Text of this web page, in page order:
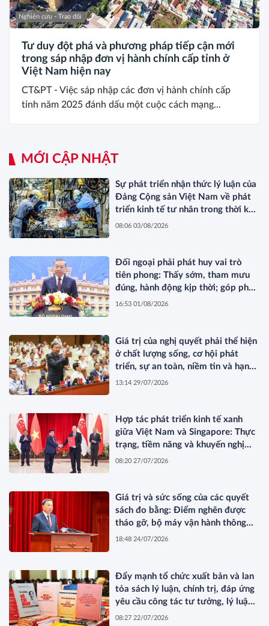
Nghiên cứu - Trao đổi
Tư duy đột phá và phương pháp tiếp cận mới
trong sáp nhập đơn vị hành chính cấp tỉnh ở
Việt Nam hiện nay
CT&PT - Việc sáp nhập các đơn vị hành chính cấp
tỉnh năm 2025 đánh dấu một cuộc cách mạng...
MỚI CẬP NHẬT
Sự phát triển nhận thức lý luận của
Đảng Cộng sản Việt Nam về phát
triển kinh tế tư nhân trong thời kỳ
đổi mới
08:06 03/08/2026
Đối ngoại phải phát huy vai trò
tiên phong: Thấy sớm, tham mưu
đúng, hành động kịp thời; góp phần
bảo vệ Tổ quốc từ sớm, từ xa; mở
16:53 01/08/2026
Giá trị của nghị quyết phải thể hiện
ở chất lượng sống, cơ hội phát
triển, sự an toàn, niềm tin và hạnh
phúc của nhân dân*
13:14 29/07/2026
Hợp tác phát triển kinh tế xanh
giữa Việt Nam và Singapore: Thực
trạng, tiềm năng và khuyến nghị
chính sách
08:20 27/07/2026
Giá trị và sức sống của các quyết
sách đo bằng: Điểm nghẽn được
tháo gỡ, bộ máy vận hành thông
suốt, nguồn lực khơi thông, nhân
18:48 24/07/2026
Đẩy mạnh tổ chức xuất bản và lan
tỏa sách lý luận, chính trị, đáp ứng
yêu cầu công tác tư tưởng, lý luận
trong bối cảnh mới
08:27 22/07/2026